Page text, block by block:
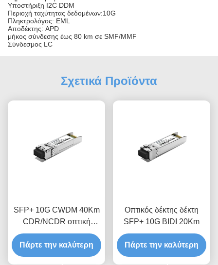
Υποστήριξη I2C DDM
Περιοχή ταχύτητας δεδομένων:10G
Πληκτρολόγος: EML
Αποδέκτης: APD
μήκος σύνδεσης έως 80 km σε SMF/MMF
Σύνδεσμος LC
Σχετικά Προϊόντα
SFP+ 10G CWDM 40Km
CDR/NCDR οπτική
μονάδα δέκτη
Πάρτε την καλύτερη
Οπτικός δέκτης δέκτη
SFP+ 10G BIDI 20Km
Πάρτε την καλύτερη